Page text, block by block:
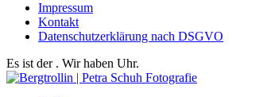
Impressum
Kontakt
Datenschutzerklärung nach DSGVO
Es ist der . Wir haben Uhr.